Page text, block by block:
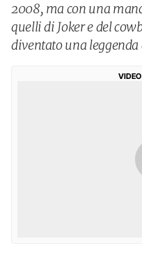
2008, ma con una
quelli di Joker e del
diventato una